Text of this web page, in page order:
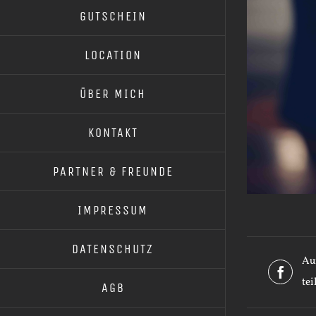
GUTSCHEIN
LOCATION
ÜBER MICH
KONTAKT
PARTNER & FREUNDE
IMPRESSUM
DATENSCHUTZ
AGB